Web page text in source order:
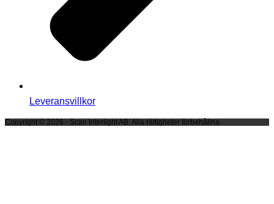
Leveransvillkor
Copyright © 2026 - Scan Interlight AB. Alla rättigheter förbehållna.